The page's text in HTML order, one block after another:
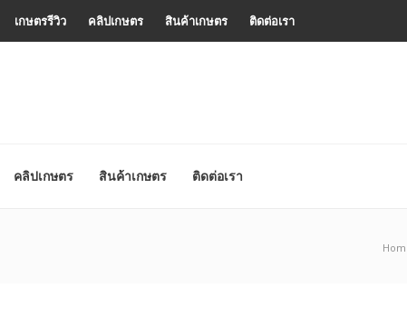
เกษตรรีวิว คลิปเกษตร สินค้าเกษตร ติดต่อเรา
คลิปเกษตร สินค้าเกษตร ติดต่อเรา